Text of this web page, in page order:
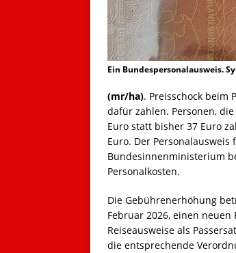
Ein Bundespersonalausweis.
(mr/ha). Preisschock beim
dafür zahlen. Personen,
Euro statt bisher 37 Euro
Euro. Der
Bundesinnenministerium
Personalkosten.
Die Gebührenerhöhung
Februar 2026, einen
Reiseausweise als
die entsprechende